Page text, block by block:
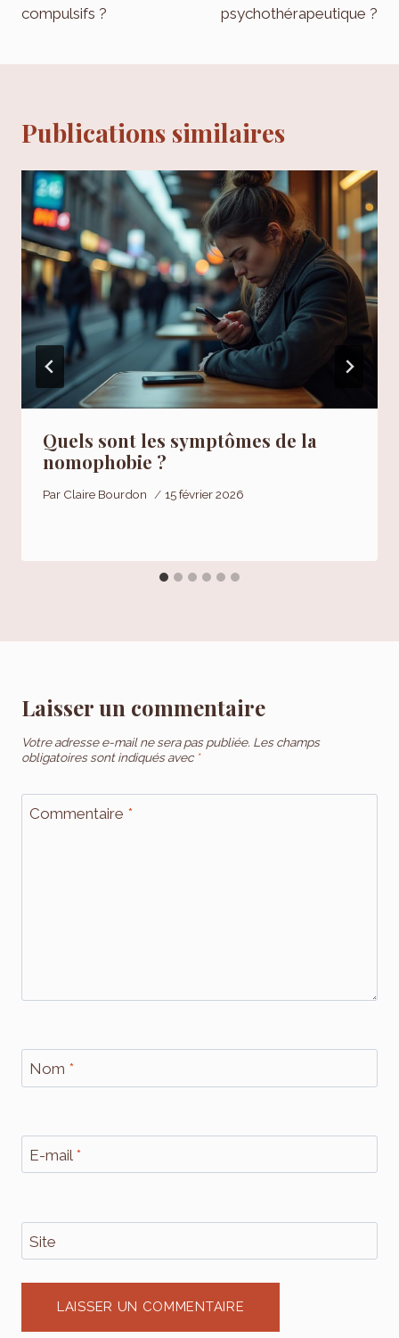
compulsifs ?
psychothérapeutique ?
Publications similaires
Quels sont les symptômes de la
nomophobie ?
Par Claire Bourdon 15 février 2026
Laisser un commentaire
Votre adresse e-mail ne sera pas publiée. Les champs
obligatoires sont indiqués avec *
Commentaire *
Nom *
E-mail *
Site